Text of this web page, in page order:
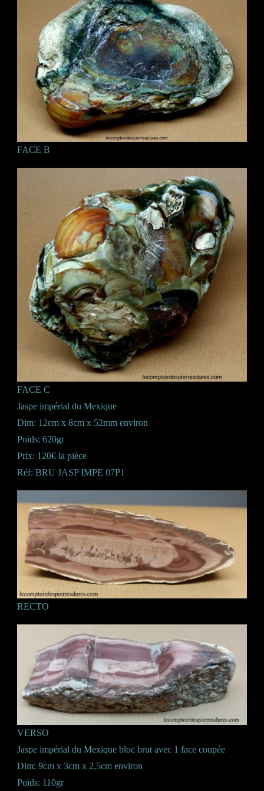
FACE B
FACE C
Jaspe impérial du Mexique
Dim: 12cm x 8cm x 52mm environ
Poids: 620gr
Prix: 120€ la pièce
Réf: BRU JASP IMPE 07P1
RECTO
VERSO
Jaspe impérial du Mexique bloc brut avec 1 face coupée
Dim: 9cm x 3cm x 2,5cm environ
Poids: 110gr